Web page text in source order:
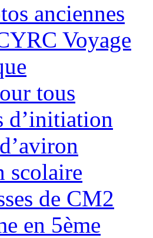
anciennes
Voyage
tous
d’initiation
scolaire
de CM2
en 5ème